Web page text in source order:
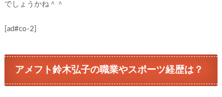
でしょうかね＾＾
[ad#co-2]
アメフト鈴木弘子の職業やスポーツ経歴は？